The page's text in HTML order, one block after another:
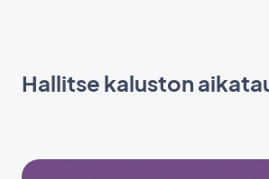
Hallitse kaluston